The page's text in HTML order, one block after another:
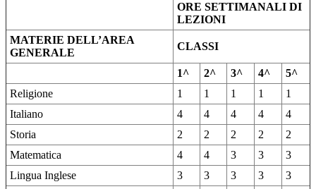
ORE SETTIMANALI DI
LEZIONI
MATERIE DELL’AREA
GENERALE
CLASSI
1^ 2^ 3^ 4^
5^
Religione
1 1 1 1
1
Italiano
4 4 4 4
4
Storia
2 2 2 2
2
Matematica
4 4 3 3
3
Lingua Inglese
3 3 3 3
3